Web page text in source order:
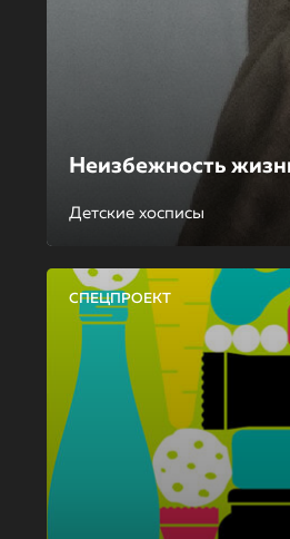
Неизбежность
Детские хосписы
СПЕЦПРОЕКТ